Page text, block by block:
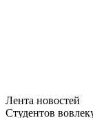
Лента новостей
Студентов